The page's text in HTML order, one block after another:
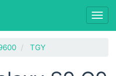
TGY